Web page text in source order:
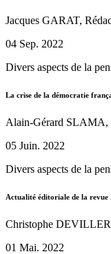
Jacques GARAT,
04 Sep. 2022
Divers aspects de la
La crise de la démocratie
Alain-Gérard SLAMA,
05 Juin. 2022
Divers aspects de la
Actualité éditoriale de la revue
Christophe
01 Mai. 2022